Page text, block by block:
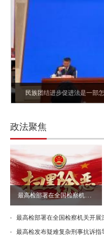
民族团结进步促进法是一部怎
政法聚焦
最高检部署在全国检察机关开展深化扫黑除恶专项斗争
最高检部署在全国检察机关开展
最高检发布疑难复杂刑事抗诉指